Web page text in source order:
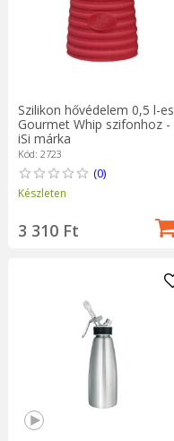
Szilikon hővédelem 0,5 l-es
Gourmet Whip szifonhoz -
iSi márka
Kód: 2723
(0)
Készleten
3 310 Ft